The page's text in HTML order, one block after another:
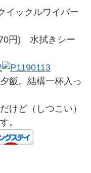
イックルワイパー
円) 水拭きシー
飯。結構一杯入っ
けど（しつこい）
。